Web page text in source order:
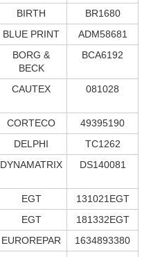
BIRTH
BR1680
BLUE PRINT
ADM58681
BORG &
BECK
BCA6192
CAUTEX 081028
CORTECO
49395190
DELPHI
TC1262
DYNAMATRIX DS140081
EGT
131021EGT
EGT
181332EGT
EUROREPAR
1634893380